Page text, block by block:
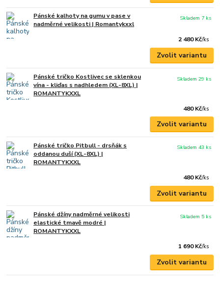
Pánské kalhoty na gumu v pase v
nadměrné velikosti | Romantykxxl
2 480 Kč/ks
Skladem 7 ks
Zvolit variantu
Pánské tričko Kostlivec se sklenkou
vína - kliďas s nadhledem (XL-8XL) |
ROMANTYKXXL
480 Kč/ks
Skladem 29 ks
Zvolit variantu
Pánské tričko Pitbull - drsňák s
oddanou duší (XL-8XL) |
ROMANTYKXXL
480 Kč/ks
Skladem 43 ks
Zvolit variantu
Pánské džíny nadměrné velikosti
elastické tmavě modré |
ROMANTYKXXL
1 690 Kč/ks
Skladem 5 ks
Zvolit variantu